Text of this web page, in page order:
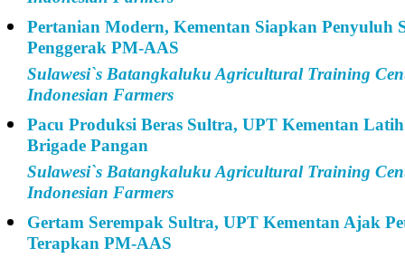
Pertanian Modern, Kementan Siapkan Penyuluh
Penggerak PM-AAS
Sulawesi`s Batangkaluku Agricultural Training
Indonesian Farmers
Pacu Produksi Beras Sultra, UPT Kementan Latih
Brigade Pangan
Sulawesi`s Batangkaluku Agricultural Training
Indonesian Farmers
Gertam Serempak Sultra, UPT Kementan Ajak
Terapkan PM-AAS